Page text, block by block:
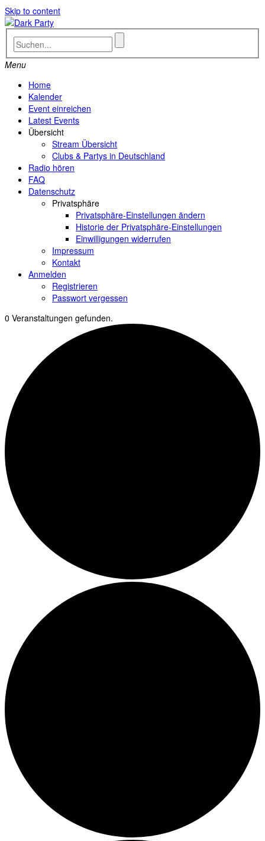
Skip to content
Menu
Home
Kalender
Event einreichen
Latest Events
Übersicht
Stream Übersicht
Clubs & Partys in Deutschland
Radio hören
FAQ
Datenschutz
Privatsphäre
Privatsphäre-Einstellungen ändern
Historie der Privatsphäre-Einstellungen
Einwilligungen widerrufen
Impressum
Kontakt
Anmelden
Registrieren
Passwort vergessen
0 Veranstaltungen gefunden.